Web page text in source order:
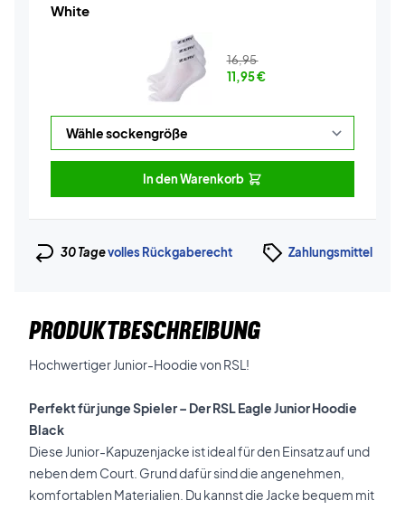
White
16,95
11,95€
In den Warenkorb
30 Tagevolles Rückgaberecht Zahlungsmittel
PRODUKTBESCHREIBUNG
Hochwertiger Junior-Hoodie von RSL!
Perfekt für junge Spieler – Der RSL Eagle Junior Hoodie
Black
Diese Junior-Kapuzenjacke ist ideal für den Einsatz auf und
neben dem Court. Grund dafür sind die angenehmen,
komfortablen Materialien. Du kannst die Jacke bequem mit